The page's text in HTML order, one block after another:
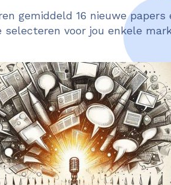
gemiddeld 16 nieuwe
selecteren voor jou enkele